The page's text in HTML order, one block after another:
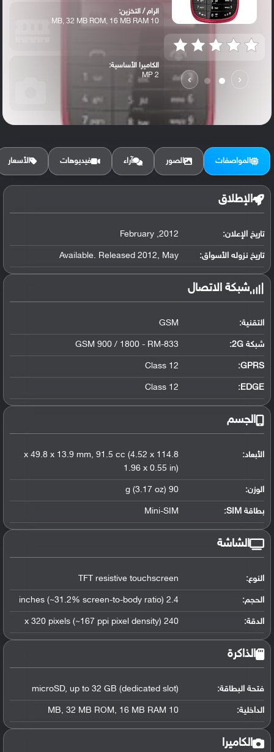
‹
›
الرام / التخزين:
10 MB, 32 MB ROM, 16 MB RAM
الكاميرا الأساسية:
2 MP
المواصفات الصور آراء فيديوهات الأسعار
الإطلاق
تاريخ الإعلان: 2012, February
تاريخ نزوله الأسواق: Available. Released 2012, May
شبكة الاتصال
التقنية: GSM
شبكة 2G: GSM 900 / 1800 - RM-833
GPRS:
Class 12
EDGE:
Class 12
الجسم
الأبعاد:
114.8 x 49.8 x 13.9 mm, 91.5 cc (4.52 x
1.96 x 0.55 in)
الوزن: 90 g (3.17 oz)
بطاقة SIM: Mini-SIM
الشاشة
النوع: TFT resistive touchscreen
الحجم: 2.4 inches (~31.2% screen-to-body ratio)
الدقة: 240 x 320 pixels (~167 ppi pixel density)
الذاكرة
فتحة البطاقة: microSD, up to 32 GB (dedicated slot)
الداخلية: 10 MB, 32 MB ROM, 16 MB RAM
الكاميرا